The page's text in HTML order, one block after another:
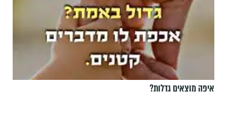
איפה מוצאים גדלות?